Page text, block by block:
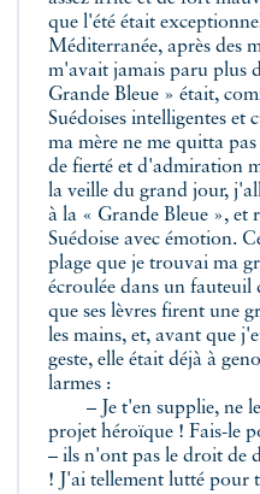
que l'été était
Méditerranée, après des
m'avait jamais paru plus
Grande Bleue » était,
Suédoises intelligentes et
ma mère ne me quitta
de fierté et d'admiration
la veille du grand jour,
à la « Grande Bleue », et
Suédoise avec émotion.
plage que je trouvai ma
écroulée dans un fauteuil
que ses lèvres firent une
les mains, et, avant que
geste, elle était déjà à
larmes :
– Je t'en supplie, ne le
projet héroïque ! Fais-le
– ils n'ont pas le droit de
! J'ai tellement lutté pour